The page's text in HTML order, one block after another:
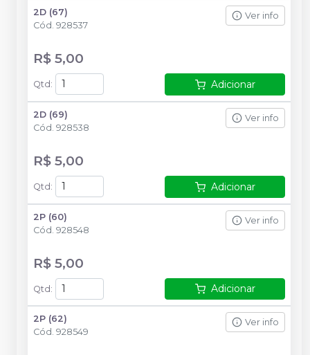
2D (67)
Cód. 928537
Ver info
R$ 5,00
Qtd : Adicionar
2D (69)
Cód. 928538
Ver info
R$ 5,00
Qtd : Adicionar
2P (60)
Cód. 928548
Ver info
R$ 5,00
Qtd: Adicionar
2P (62)
Cód. 928549
Ver info